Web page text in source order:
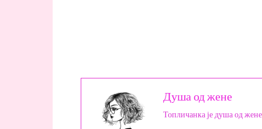
Душа од жене
Топличанка је душа од